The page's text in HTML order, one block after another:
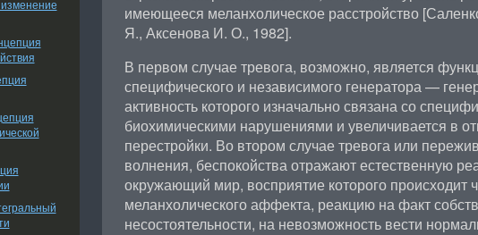
имеющееся меланхолическое расстройство
Я., Аксенова И. О., 1982].
В первом случае тревога, возможно, является
специфического и независимого генератора —
активность которого изначально связана со
биохимическими нарушениями и увеличивается в
перестройки. Во втором случае тревога или
волнения, беспокойства отражают естественную
окружающий мир, восприятие которого происходит
меланхолического аффекта, реакцию на факт
несостоятельности, на невозможность вести